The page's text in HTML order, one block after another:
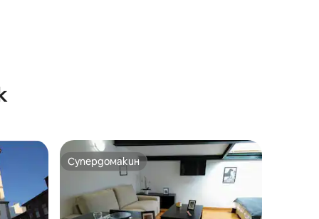
Супердомакин
Супердомакин